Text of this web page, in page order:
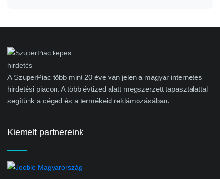
A SzuperPiac több mint 20 éve van jelen a magyar internetes
hirdetési piacon. A több évtized alatt megszerzett tapasztalattal
segítünk a céged és a termékeid reklámozásában.
Kiemelt partnereink